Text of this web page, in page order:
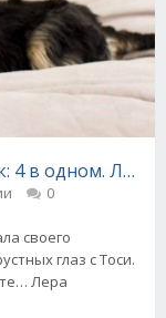
4 в одном.
0
своего
глаз с Тоси.
Лера